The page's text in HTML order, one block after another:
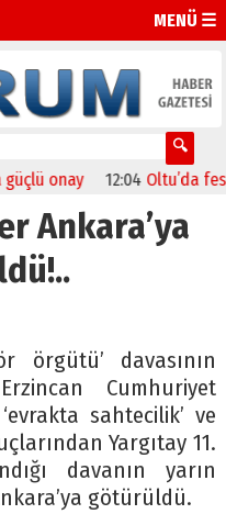
MENÜ ☰
onay 12:04 Oltu’da
Ankara’ya
örgütü’ davasının
Cumhuriyet
sahtecilik’ ve
Yargıtay 11.
davanın yarın
götürüldü.